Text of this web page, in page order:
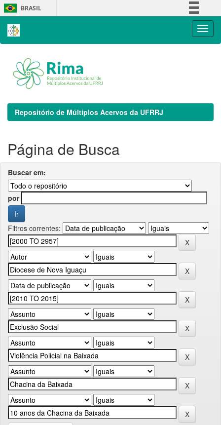
Skip
navigation
BRASIL
Repositório de Múltiplos Acervos da UFRRJ
Página de Busca
Buscar em:
por
Filtros correntes: